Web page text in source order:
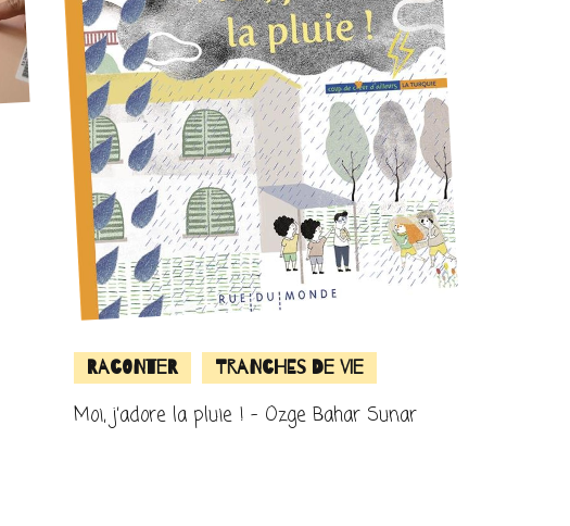
Raconter Tranches de vie
Moi, j’adore la pluie ! – Ozge Bahar Sunar